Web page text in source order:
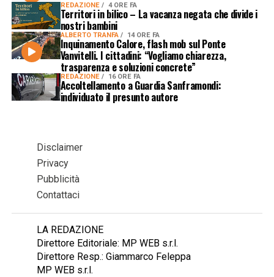
REDAZIONE 4 ORE FA
Territori in bilico – La vacanza negata che divide i
nostri bambini
ALBERTO TRANFA 14 ORE FA
Inquinamento Calore, flash mob sul Ponte
Vanvitelli. I cittadini: “Vogliamo chiarezza,
trasparenza e soluzioni concrete”
REDAZIONE 16 ORE FA
Accoltellamento a Guardia Sanframondi:
individuato il presunto autore
Disclaimer
Privacy
Pubblicità
Contattaci
LA REDAZIONE
Direttore Editoriale: MP WEB s.r.l.
Direttore Resp.: Giammarco Feleppa
MP WEB s.r.l.